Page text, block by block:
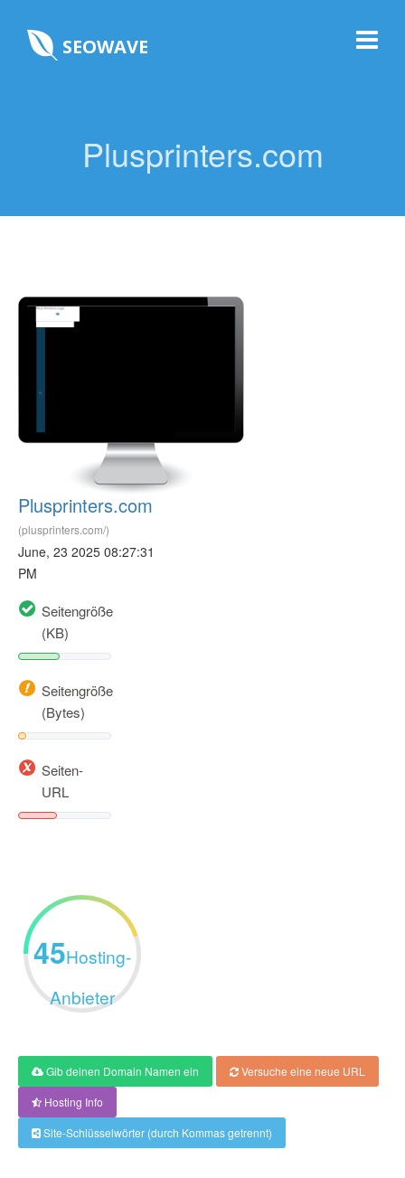
SEOWAVE
Plusprinters.com
Plusprinters.com
(plusprinters.com/)
June, 23 2025 08:27:31
PM
Seitengröße
(KB)
Seitengröße
(Bytes)
Seiten-
URL
45Hosting-
Anbieter
Gib deinen Domain Namen ein
Versuche eine neue URL
Hosting Info
Site-Schlüsselwörter (durch Kommas getrennt)